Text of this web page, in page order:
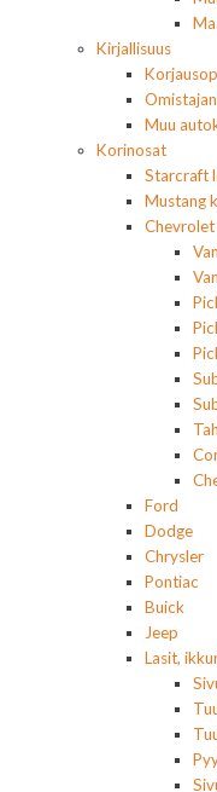
Kirjallisuus
Muu
Korinosat
Starcraft
Mustang
Chevrolet
Ford
Dodge
Chrysler
Pontiac
Buick
Jeep
Lasit,